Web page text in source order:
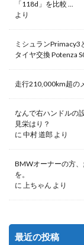
「118d」を比較 ...
より
ミシュランPrimacy3
タイヤ交換 Potenza
走行210,000km超の
なんで右ハンドルの
見栄はり？
に 中村 道郎 より
BMWオーナーの方
を。
に 上ちゃん より
最近の投稿